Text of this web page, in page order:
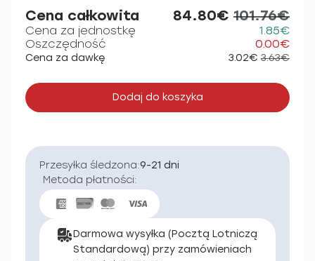
Cena całkowita 84.80€ 101.76€
Cena za jednostkę
1.85€
Oszczędność
0.00€
Cena za dawkę 3.02€ 3.63€
Dodaj do koszyka
Przesyłka śledzona:9-21 dni
Metoda płatności:
Darmowa wysyłka (Pocztą Lotniczą
Standardową) przy zamówieniach